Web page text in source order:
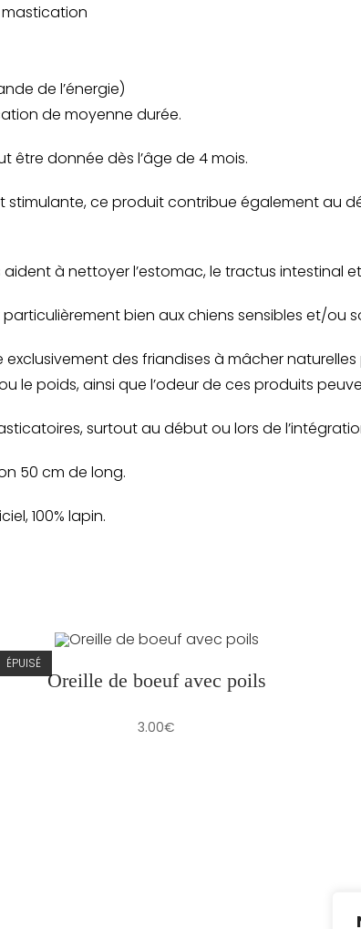
mastication
de l’énergie)
de moyenne durée.
être donnée dès l’âge de 4 mois.
stimulante, ce produit contribue également au
à nettoyer l’estomac, le tractus intestinal
bien aux chiens sensibles et/ou
des friandises à mâcher
le poids, ainsi que l’odeur de ces produits
surtout au début ou lors de
50 cm de long.
100% lapin.
ÉPUISÉ
Oreille de boeuf avec poils
3.00€